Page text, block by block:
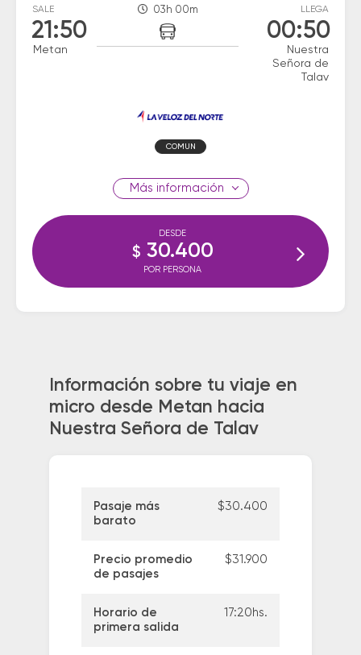
SALE
21:50
Metan
03h 00m LLEGA
00:50
Nuestra
Señora de
Talav
COMUN
información
DESDE
$ 30.400
POR PERSONA
Información sobre tu viaje en
micro desde Metan hacia
Nuestra Señora de Talav
Pasaje más
barato
$30.400
Precio promedio
de pasajes
$31.900
Horario de
primera salida
17:20hs.